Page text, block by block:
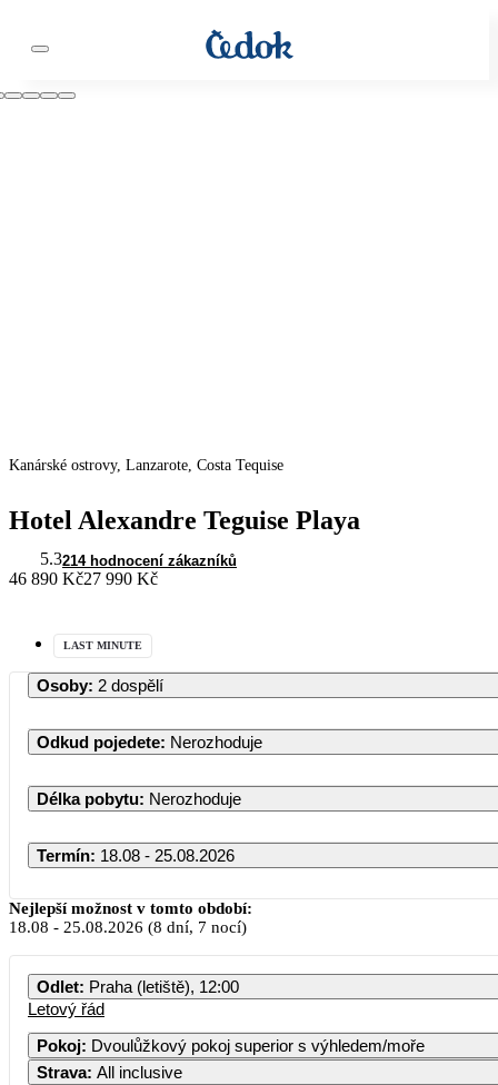
Kanárské ostrovy, Lanzarote, Costa Tequise
Hotel Alexandre Teguise Playa
5.3214 hodnocení zákazníků
46 890 Kč27 990 Kč
LAST MINUTE
Osoby: 2 dospělí
Odkud pojedete: Nerozhoduje
Délka pobytu: Nerozhoduje
Termín: 18.08 - 25.08.2026
Nejlepší možnost v tomto období:
18.08 - 25.08.2026 (8 dní, 7 nocí)
Odlet: Praha (letiště), 12:00
Letový řád
Pokoj: Dvoulůžkový pokoj superior s výhledem/moře
Strava: All inclusive